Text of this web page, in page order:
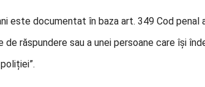
este documentat în baza art. 349 Cod penal
răspundere sau a unei persoane care își